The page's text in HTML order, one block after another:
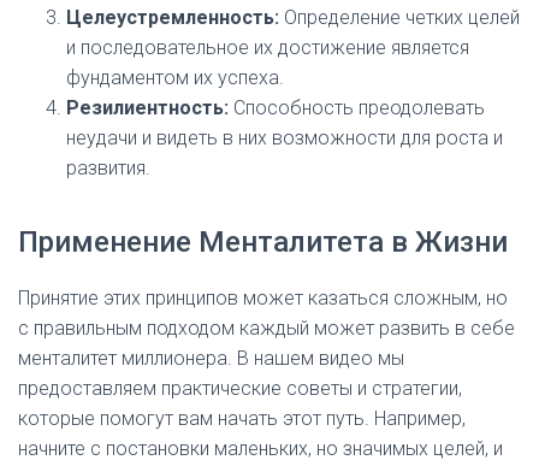
Целеустремленность: Определение четких целей
и последовательное их достижение является
фундаментом их успеха.
Резилиентность: Способность преодолевать
неудачи и видеть в них возможности для роста и
развития.
Применение Менталитета в Жизни
Принятие этих принципов может казаться сложным, но
с правильным подходом каждый может развить в себе
менталитет миллионера. В нашем видео мы
предоставляем практические советы и стратегии,
которые помогут вам начать этот путь. Например,
начните с постановки маленьких, но значимых целей, и